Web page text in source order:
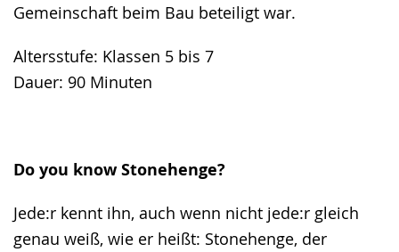
Gemeinschaft beim Bau beteiligt war.
Altersstufe: Klassen 5 bis 7
Dauer: 90 Minuten
Do you know Stonehenge?
Jede:r kennt ihn, auch wenn nicht jede:r gleich
genau weiß, wie er heißt: Stonehenge, der